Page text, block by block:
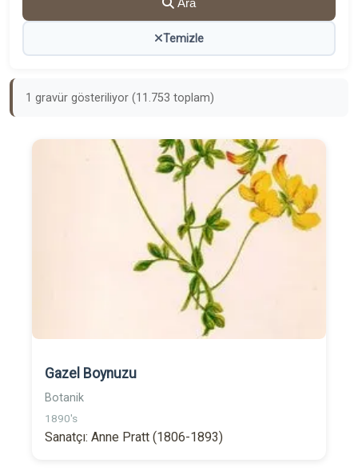
Ara
Temizle
1 gravür gösteriliyor (11.753 toplam)
Gazel Boynuzu
Botanik
1890's
Sanatçı: Anne Pratt (1806-1893)